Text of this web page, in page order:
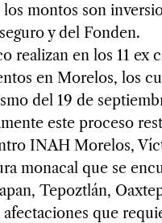
montos son
y del Fonden.
realizan en los 11 ex
en Morelos, los
del 19 de
este proceso
INAH Morelos,
monacal que se
Tepoztlán,
que